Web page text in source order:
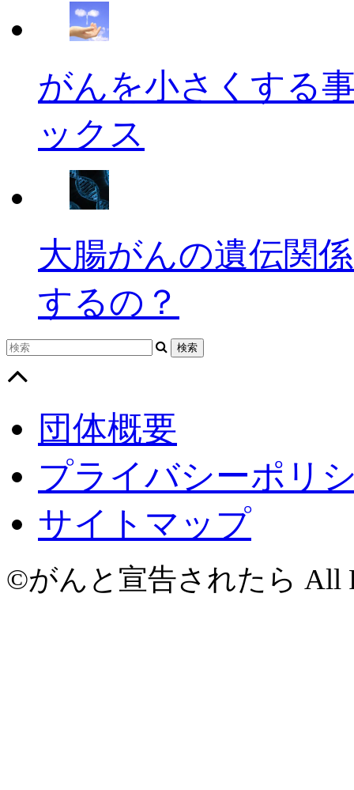
がんを小さくする
ックス
大腸がんの遺伝関
するの？
団体概要
プライバシーポリ
サイトマップ
©がんと宣告されたら All